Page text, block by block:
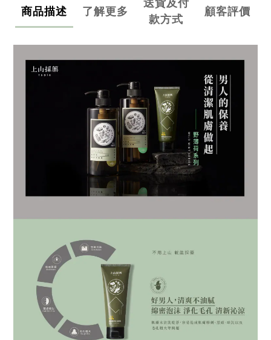
商品描述 了解更多
送貨及付
款方式
顧客評價